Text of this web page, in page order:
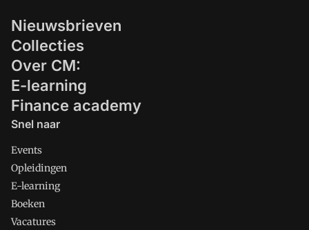
Nieuwsbrieven
Collecties
Over CM:
E-learning
Finance academy
Snel naar
Events
Opleidingen
E-learning
Boeken
Vacatures